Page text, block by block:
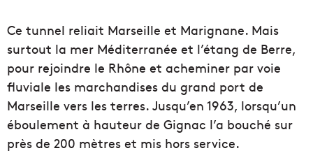
Ce tunnel reliait Marseille et Marignane. Mais
surtout la mer Méditerranée et l’étang de Berre,
pour rejoindre le Rhône et acheminer par voie
fluviale les marchandises du grand port de
Marseille vers les terres. Jusqu’en 1963, lorsqu’un
éboulement à hauteur de Gignac l’a bouché sur
près de 200 mètres et mis hors service.